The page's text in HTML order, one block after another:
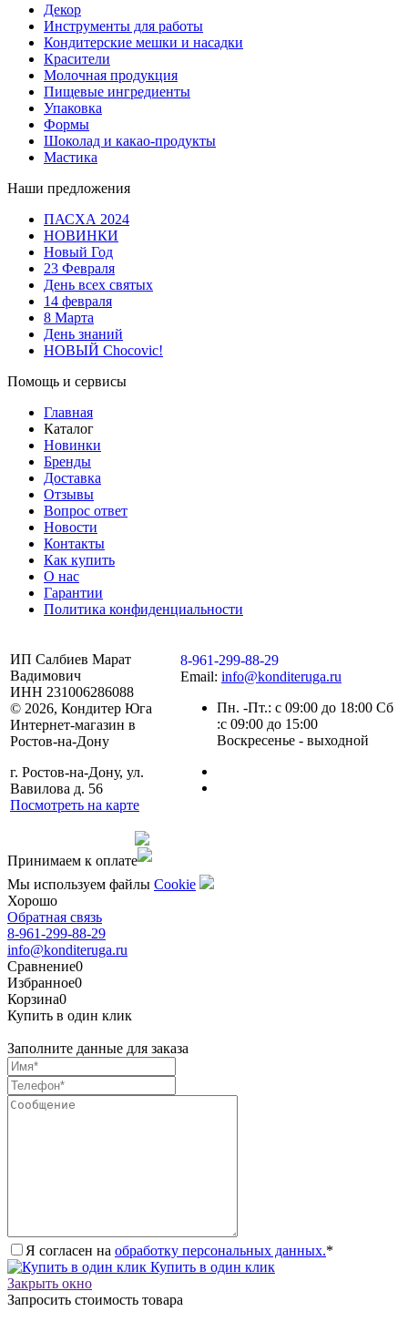
Декор
Инструменты для работы
Кондитерские мешки и насадки
Красители
Молочная продукция
Пищевые ингредиенты
Упаковка
Формы
Шоколад и какао-продукты
Мастика
Наши предложения
ПАСХА 2024
НОВИНКИ
Новый Год
23 Февраля
День всех святых
14 февраля
8 Марта
День знаний
НОВЫЙ Chocovic!
Помощь и сервисы
Главная
Каталог
Новинки
Бренды
Доставка
Отзывы
Вопрос ответ
Новости
Контакты
Как купить
О нас
Гарантии
Политика конфиденциальности
ИП Салбиев Марат
Вадимович
ИНН 231006286088
© 2026, Кондитер Юга
Интернет-магазин в
Ростов-на-Дону
г. Ростов-на-Дону, ул.
Вавилова д. 56
Посмотреть на карте
8-961-299-88-29
Email: info@konditeruga.ru
Пн. -Пт.: с 09:00 до 18:00 Сб
:с 09:00 до 15:00
Воскресенье - выходной
Принимаем к оплате
Мы используем файлы Сookie
Хорошо
Обратная связь
8-961-299-88-29
info@konditeruga.ru
Сравнение0
Избранное0
Корзина0
Купить в один клик
Заполните данные для заказа
Я согласен на обработку персональных данных.*
Купить в один клик
Закрыть окно
Запросить стоимость товара